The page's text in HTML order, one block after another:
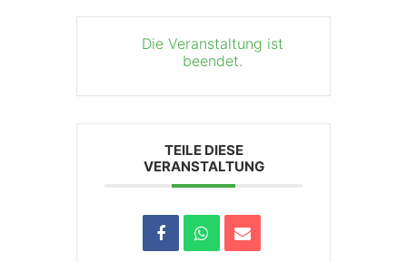
Die Veranstaltung ist
beendet.
TEILE DIESE
VERANSTALTUNG